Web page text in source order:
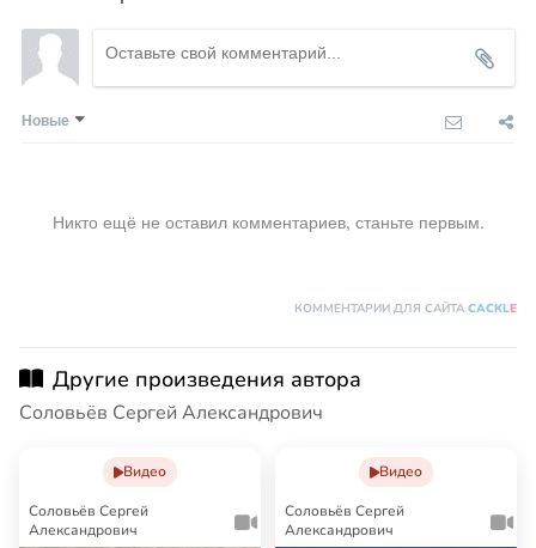
Новые
Никто ещё не оставил комментариев, станьте первым.
КОММЕНТАРИИ ДЛЯ САЙТА CACKLE
Другие произведения автора
Соловьёв Сергей Александрович
Видео
Соловьёв Сергей
Александрович
Видео
Соловьёв Сергей
Александрович